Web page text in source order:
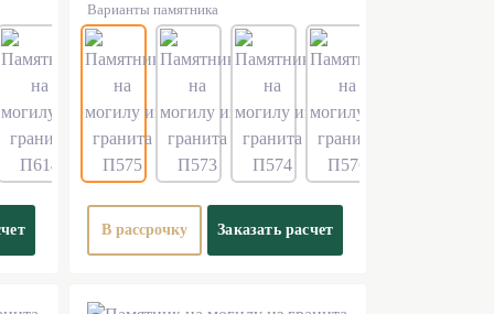
Варианты памятника
В рассрочку Заказать расчет